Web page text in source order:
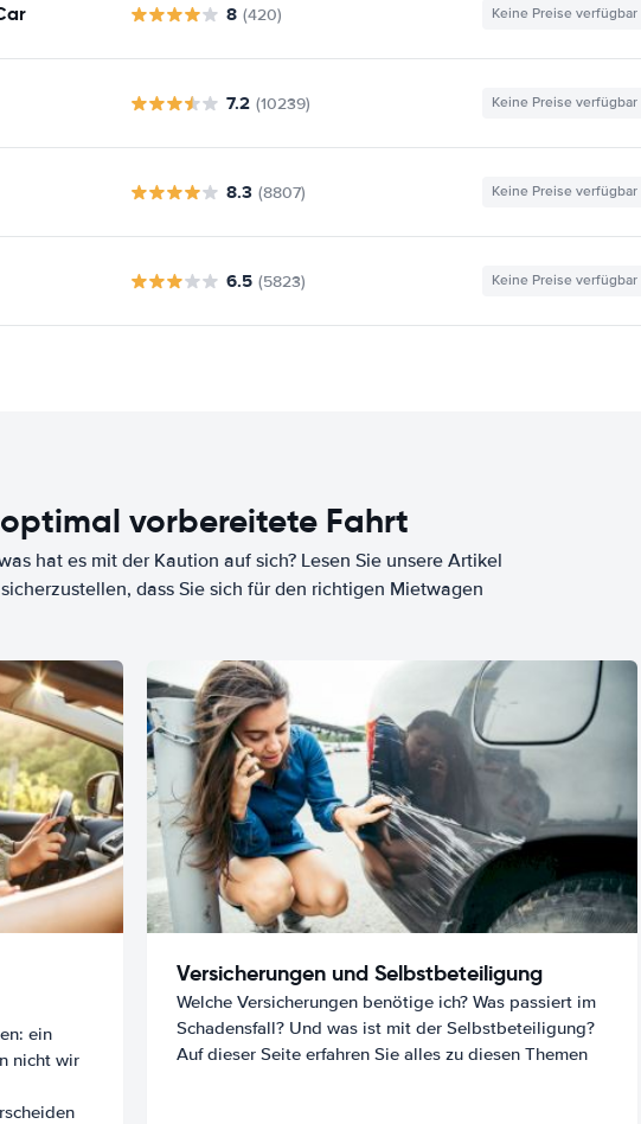
8 (420) Keine Preise verfügbar
7.2 (10239) Keine Preise verfügbar
8.3 (8807) Keine Preise verfügbar
6.5 (5823) Keine Preise verfügbar
vorbereitete Fahrt
hat es mit der Kaution auf sich? Lesen Sie unsere Artikel
dass Sie sich für den richtigen Mietwagen
ein
nicht wir
Versicherungen und Selbstbeteiligung
Welche Versicherungen benötige ich? Was passiert im
Schadensfall? Und was ist mit der Selbstbeteiligung?
Auf dieser Seite erfahren Sie alles zu diesen Themen